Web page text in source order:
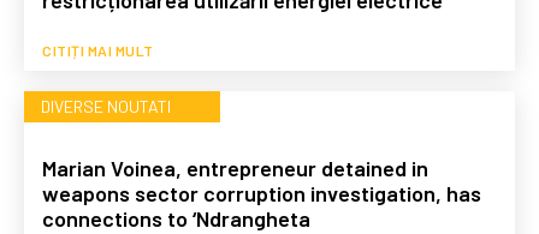
CITIȚI MAI MULT
DIVERSE NOUTATI
Marian Voinea, entrepreneur detained in
weapons sector corruption investigation, has
connections to ‘Ndrangheta